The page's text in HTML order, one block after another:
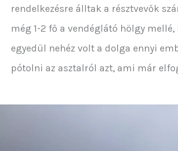
rendelkezésre álltak a résztvevők
még 1-2 fő a vendéglátó hölgy
egyedül nehéz volt a dolga ennyi
pótolni az asztalról azt, ami már